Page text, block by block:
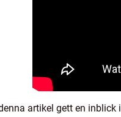
artikel gett en